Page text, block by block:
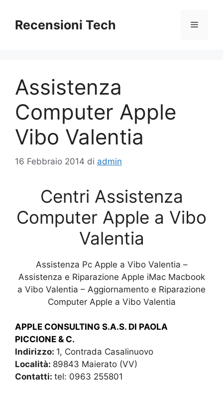
contenuto
Recensioni Tech Menu
Assistenza
Computer Apple
Vibo Valentia
16 Febbraio 2014 di admin
Centri Assistenza
Computer Apple a Vibo
Valentia
Assistenza Pc Apple a Vibo Valentia –
Assistenza e Riparazione Apple iMac Macbook
a Vibo Valentia – Aggiornamento e Riparazione
Computer Apple a Vibo Valentia
APPLE CONSULTING S.A.S. DI PAOLA
PICCIONE & C.
Indirizzo: 1, Contrada Casalinuovo
Località: 89843 Maierato (VV)
Contatti: tel: 0963 255801